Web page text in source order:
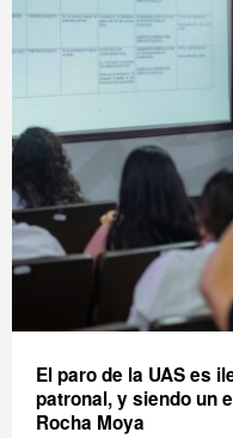
El paro de la UAS es
patronal, y siendo un
Rocha Moya